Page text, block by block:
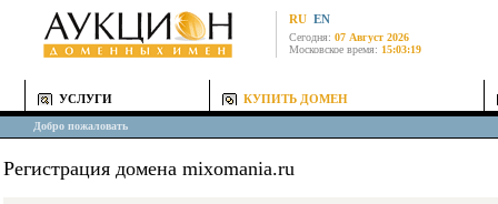
RU EN
Сегодня: 07 Август 2026
Московское время: 15:03:19
УСЛУГИ КУПИТЬ ДОМЕН
Добро пожаловать
Регистрация домена mixomania.ru